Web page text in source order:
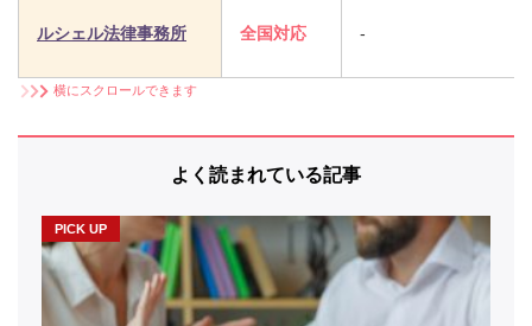
ルシェル法律事務所 全国対応 -
横にスクロールできます
よく読まれている記事